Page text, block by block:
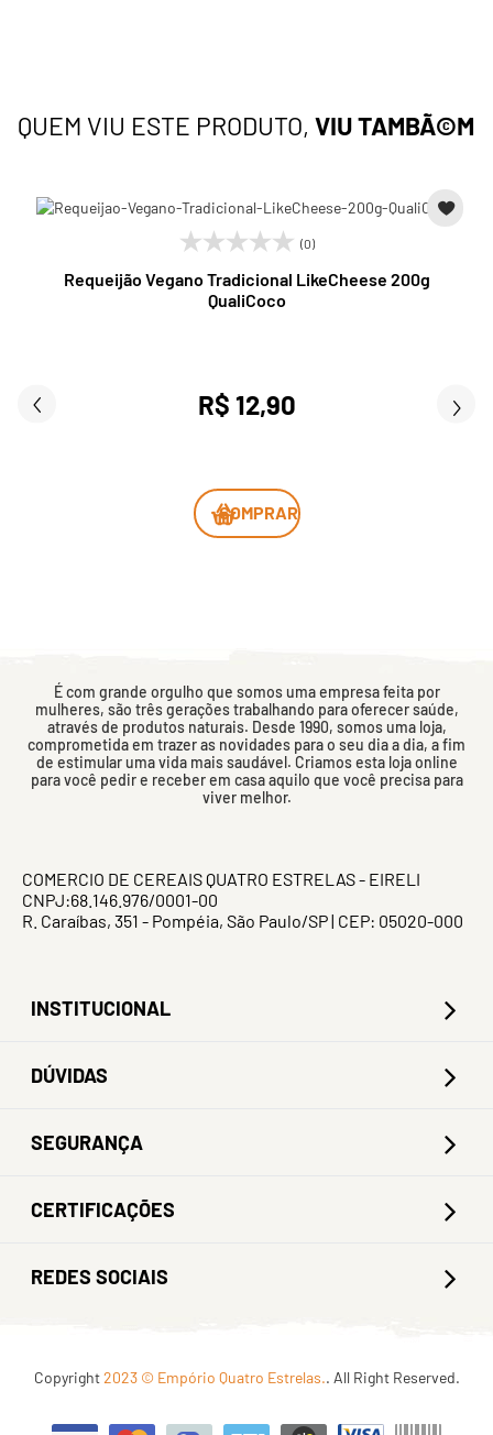
QUEM VIU ESTE PRODUTO, VIU TAMBÃ©M
(0)
Requeijão Vegano Tradicional LikeCheese 200g
QualiCoco
R$ 12,90
COMPRAR
É com grande orgulho que somos uma empresa feita por
mulheres, são três gerações trabalhando para oferecer saúde,
através de produtos naturais. Desde 1990, somos uma loja,
comprometida em trazer as novidades para o seu dia a dia, a fim
de estimular uma vida mais saudável. Criamos esta loja online
para você pedir e receber em casa aquilo que você precisa para
viver melhor.
COMERCIO DE CEREAIS QUATRO ESTRELAS - EIRELI
CNPJ:68.146.976/0001-00
R. Caraíbas, 351 - Pompéia, São Paulo/SP | CEP: 05020-000
INSTITUCIONAL
DÚVIDAS
SEGURANÇA
CERTIFICAÇÕES
REDES SOCIAIS
Copyright2023 © Empório Quatro Estrelas.. All Right Reserved.